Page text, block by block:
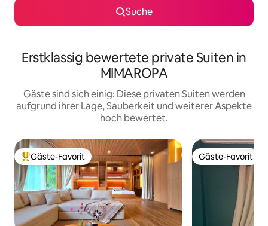
Suche
Erstklassig bewertete private Suiten in
MIMAROPA
Gäste sind sich einig: Diese privaten Suiten werden
aufgrund ihrer Lage, Sauberkeit und weiterer Aspekte
hoch bewertet.
Beliebter Gäste-Favorit.
Gäste-Favorit Gäste-Favorit
Gäste-Favorit